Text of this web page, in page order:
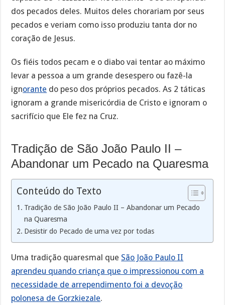
dos pecados deles. Muitos deles chorariam por seus
pecados e veriam como isso produziu tanta dor no
coração de Jesus.
Os fiéis todos pecam e o diabo vai tentar ao máximo
levar a pessoa a um grande desespero ou fazê-la
ignorante do peso dos próprios pecados. As 2 táticas
ignoram a grande misericórdia de Cristo e ignoram o
sacrifício que Ele fez na Cruz.
Tradição de São João Paulo II –
Abandonar um Pecado na Quaresma
Conteúdo do Texto
Tradição de São João Paulo II – Abandonar um Pecado
na Quaresma
Desistir do Pecado de uma vez por todas
Uma tradição quaresmal que São João Paulo II
aprendeu quando criança que o impressionou com a
necessidade de arrependimento foi a devoção
polonesa de Gorzkiezale.